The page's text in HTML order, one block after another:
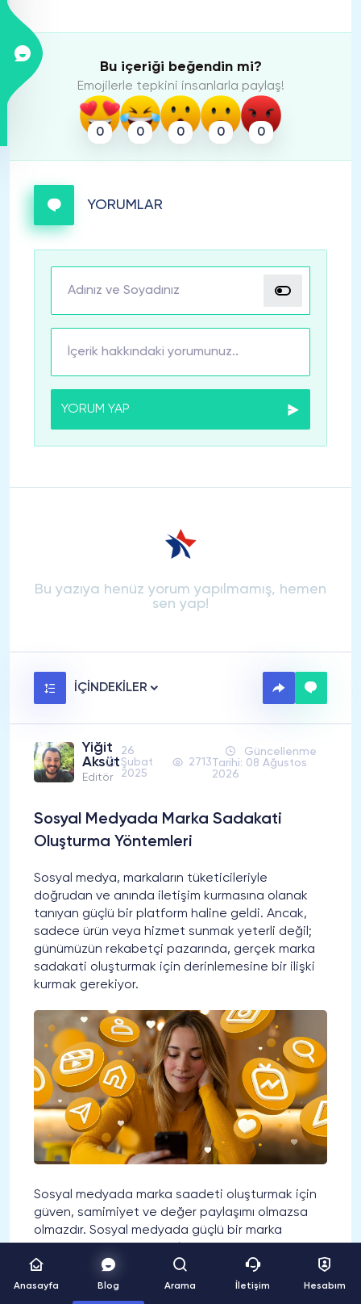
Anasayfa Blog Arama İletişim Hesabım
Bu içeriği beğendin mi?
Emojilerle tepkini insanlarla paylaş!
0 0 0 0 0
YORUMLAR
YORUM YAP
Bu yazıya henüz yorum yapılmamış, hemen
sen yap!
İÇİNDEKİLER
Yiğit
Aksüt
Editör
26
Şubat
2025
2713
Güncellenme
Tarihi: 08 Ağustos
2026
Sosyal Medyada Marka Sadakati
Oluşturma Yöntemleri
Sosyal medya, markaların tüketicileriyle
doğrudan ve anında iletişim kurmasına olanak
tanıyan güçlü bir platform haline geldi. Ancak,
sadece ürün veya hizmet sunmak yeterli değil;
günümüzün rekabetçi pazarında, gerçek marka
sadakati oluşturmak için derinlemesine bir ilişki
kurmak gerekiyor.
Sosyal medyada marka saadeti oluşturmak için
güven, samimiyet ve değer paylaşımı olmazsa
olmazdır. Sosyal medyada güçlü bir marka
kazanmakla kalmaz, aynı zamanda onları sadık
birer savunucuya dönüştürerek, markanın uzun
vadeli başarısını garanti eder.